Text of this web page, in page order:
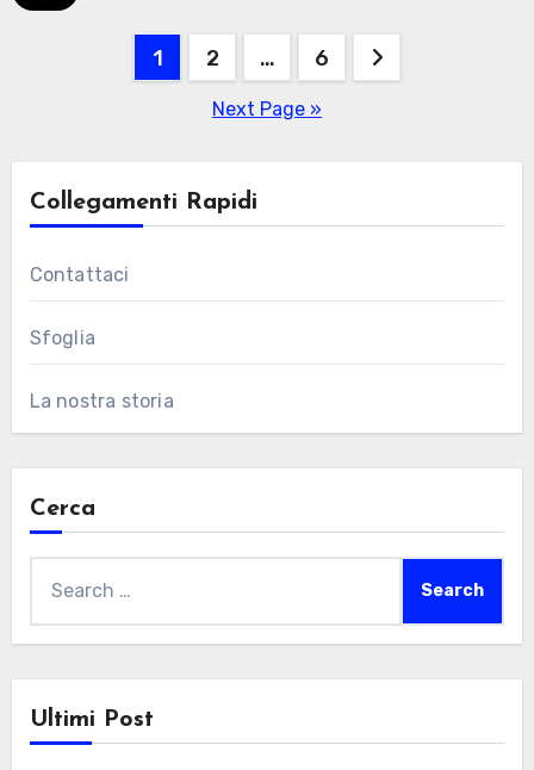
1 2 … 6
Next Page »
Collegamenti Rapidi
Contattaci
Sfoglia
La nostra storia
Cerca
for:
Ultimi Post